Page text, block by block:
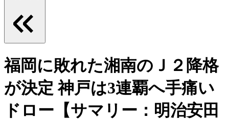
福岡に敗れた湘南のＪ２降格
が決定 神戸は3連覇へ手痛い
ドロー【サマリー：明治安田